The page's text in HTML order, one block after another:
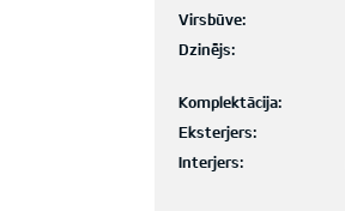
Virsbūve:
Dzinējs:
Komplektācija:
Eksterjers:
Interjers: